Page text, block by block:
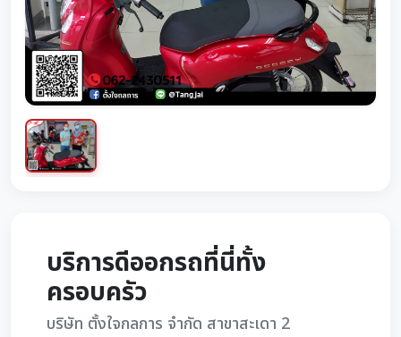
บริการดีออกรถที่นี่ทั้ง
ครอบครัว
บริษัท ตั้งใจกลการ จำกัด สาขาสะเดา 2